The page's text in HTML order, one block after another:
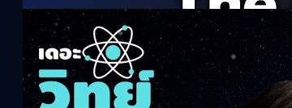
ภารกิจค้นหาสิ่งมีชีวิตในทะเลของ
ดวงจันทร์ยูโรปา | เดอะวิทย์ด้อม
90.9k views 4 months ago